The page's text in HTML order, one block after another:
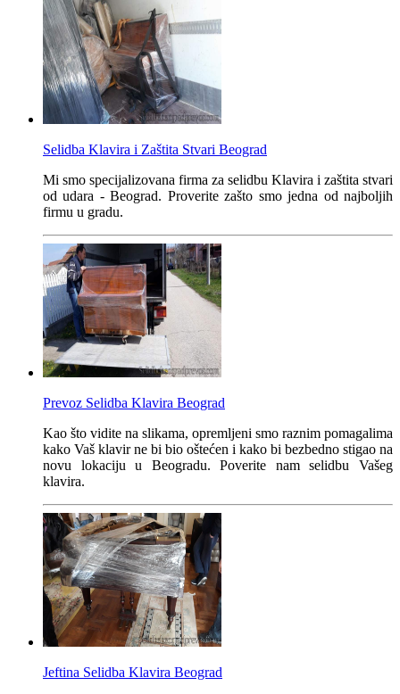
Selidba Klavira i Zaštita Stvari Beograd
Mi smo specijalizovana firma za selidbu Klavira i zaštita stvari
od udara - Beograd. Proverite zašto smo jedna od najboljih
firmu u gradu.
Prevoz Selidba Klavira Beograd
Kao što vidite na slikama, opremljeni smo raznim pomagalima
kako Vaš klavir ne bi bio oštećen i kako bi bezbedno stigao na
novu lokaciju u Beogradu. Poverite nam selidbu Vašeg
klavira.
Jeftina Selidba Klavira Beograd